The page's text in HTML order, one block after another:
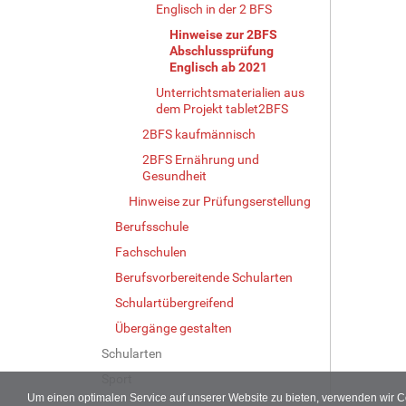
Um einen optimalen Service auf unserer Website zu bieten, verwenden wir
Englisch in der 2 BFS
Hinweise zur 2BFS
Abschlussprüfung
Englisch ab 2021
Unterrichtsmaterialien aus
dem Projekt tablet2BFS
2BFS kaufmännisch
2BFS Ernährung und
Gesundheit
Hinweise zur Prüfungserstellung
Berufsschule
Fachschulen
Berufsvorbereitende Schularten
Schulartübergreifend
Übergänge gestalten
Schularten